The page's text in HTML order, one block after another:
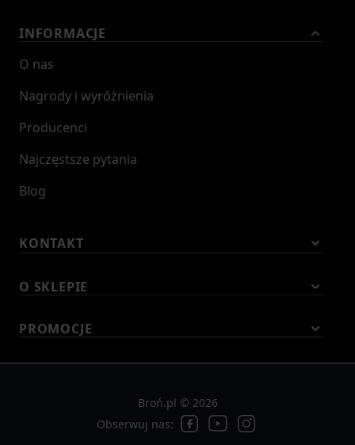
INFORMACJE
O nas
Nagrody i wyróżnienia
Producenci
Najczęstsze pytania
Blog
KONTAKT
O SKLEPIE
PROMOCJE
Broń.pl © 2026
Obserwuj nas: